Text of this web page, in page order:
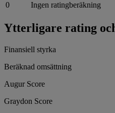
0
Ingen ratingberäkning
Ytterligare rating
Finansiell styrka
Beräknad omsättning
Augur Score
Graydon Score